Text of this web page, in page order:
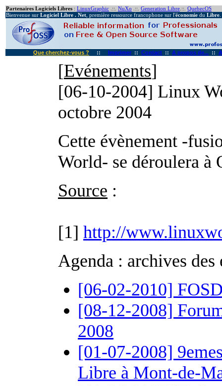
Partenaires Logiciels Libres : LinuxGraphic .::. NuXo .::. Generation Libre .::. QuebecOS
Bienvenue sur Logiciel Libre . Net , première ressource francophone sur l'économie du Libre
Que cherchez-vous ? :: Imprimer :: Contact :: A propos de... ::
[Evénements]
[06-10-2004] Linux
octobre 2004
Cette évènement -
World- se déroulera à
Source :
[1] http://
Agenda : archives des
[06-02-2010]
[08-12-2008]
2008
[01-07-2008]
Libre à Mont-de-